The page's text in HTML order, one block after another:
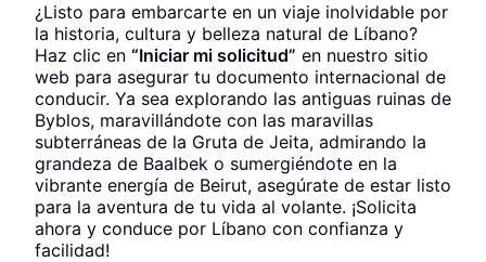
¿Listo para embarcarte en un viaje inolvidable por
la historia, cultura y belleza natural de Líbano?
Haz clic en “Iniciar mi solicitud” en nuestro sitio
web para asegurar tu documento internacional de
conducir. Ya sea explorando las antiguas ruinas de
Byblos, maravillándote con las maravillas
subterráneas de la Gruta de Jeita, admirando la
grandeza de Baalbek o sumergiéndote en la
vibrante energía de Beirut, asegúrate de estar listo
para la aventura de tu vida al volante. ¡Solicita
ahora y conduce por Líbano con confianza y
facilidad!